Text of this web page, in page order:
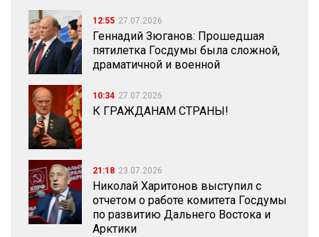
12:55 27.07.2026
Геннадий Зюганов: Прошедшая
пятилетка Госдумы была сложной,
драматичной и военной
10:34 27.07.2026
К ГРАЖДАНАМ СТРАНЫ!
21:18 23.07.2026
Николай Харитонов выступил с
отчетом о работе комитета Госдумы
по развитию Дальнего Востока и
Арктики